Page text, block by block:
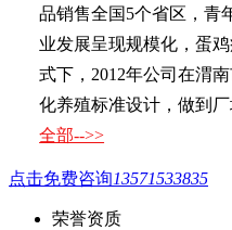
品销售全国5个省区，青
业发展呈现规模化，蛋
式下，2012年公司在渭
化养殖标准设计，做到
全部-->>
点击免费咨询13571533835
荣誉资质